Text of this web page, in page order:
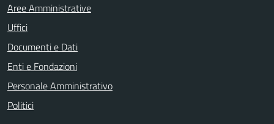
Aree Amministrative
Uffici
Documenti e Dati
Enti e Fondazioni
Personale Amministrativo
Politici